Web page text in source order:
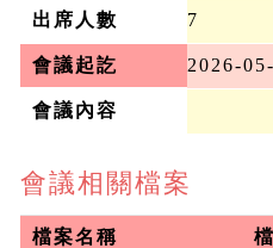
出席人數 7
會議起訖 2026-
會議內容
會議相關檔案
檔案名稱